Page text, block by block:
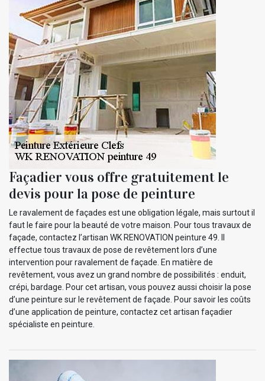
Façadier vous offre gratuitement le
devis pour la pose de peinture
Le ravalement de façades est une obligation légale, mais surtout il
faut le faire pour la beauté de votre maison. Pour tous travaux de
façade, contactez l’artisan WK RENOVATION peinture 49. Il
effectue tous travaux de pose de revêtement lors d’une
intervention pour ravalement de façade. En matière de
revêtement, vous avez un grand nombre de possibilités : enduit,
crépi, bardage. Pour cet artisan, vous pouvez aussi choisir la pose
d’une peinture sur le revêtement de façade. Pour savoir les coûts
d’une application de peinture, contactez cet artisan façadier
spécialiste en peinture.